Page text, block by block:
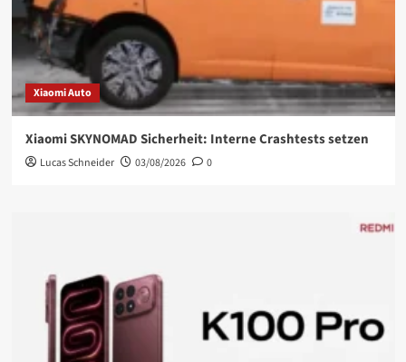
Xiaomi Auto
Xiaomi SKYNOMAD Sicherheit: Interne Crashtests setzen
Lucas Schneider 03/08/2026 0